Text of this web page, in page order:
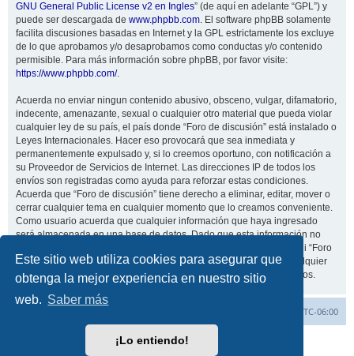
Este sitio web utiliza cookies para asegurar que
obtenga la mejor experiencia en nuestro sitio
web. Saber más
¡Lo entiendo!
GNU General Public License v2 en Ingles” (de aquí en adelante “GPL”) y
puede ser descargada de www.phpbb.com. El software phpBB solamente
facilita discusiones basadas en Internet y la GPL estrictamente los excluye
de lo que aprobamos y/o desaprobamos como conductas y/o contenido
permisible. Para más información sobre phpBB, por favor visite:
https://www.phpbb.com/.
Acuerda no enviar ningun contenido abusivo, obsceno, vulgar, difamatorio,
indecente, amenazante, sexual o cualquier otro material que pueda violar
cualquier ley de su país, el país donde “Foro de discusión” está instalado o
Leyes Internacionales. Hacer eso provocará que sea inmediata y
permanentemente expulsado y, si lo creemos oportuno, con notificación a
su Proveedor de Servicios de Internet. Las direcciones IP de todos los
envíos son registradas como ayuda para reforzar estas condiciones.
Acuerda que “Foro de discusión” tiene derecho a eliminar, editar, mover o
cerrar cualquier tema en cualquier momento que lo creamos conveniente.
Como usuario acuerda que cualquier información que haya ingresado
será almacenada en una base de datos. Dado que esta información no
será compartida con ninguna tercera parte sin su consentimiento, ni “Foro
de discusión” ni phpBB podrán considerarse responsables por cualquier
intento de hacking que conlleve a que los datos sean comprometidos.
UTC-06:00
Desarrollado porphpBB® Forum Software © phpBB Limited